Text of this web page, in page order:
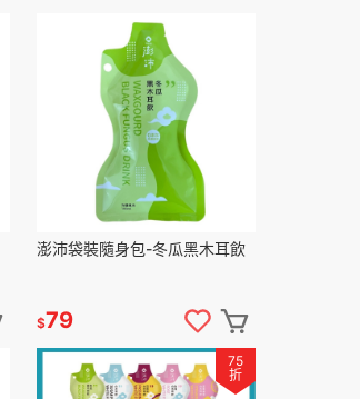
澎沛袋裝隨身包-冬瓜黑木耳飲
$79
75
折